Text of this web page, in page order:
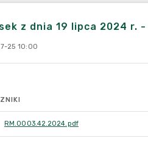
z dnia 19 lipca 2024 r.
25 10:00
RM.0003.42.2024.pdf